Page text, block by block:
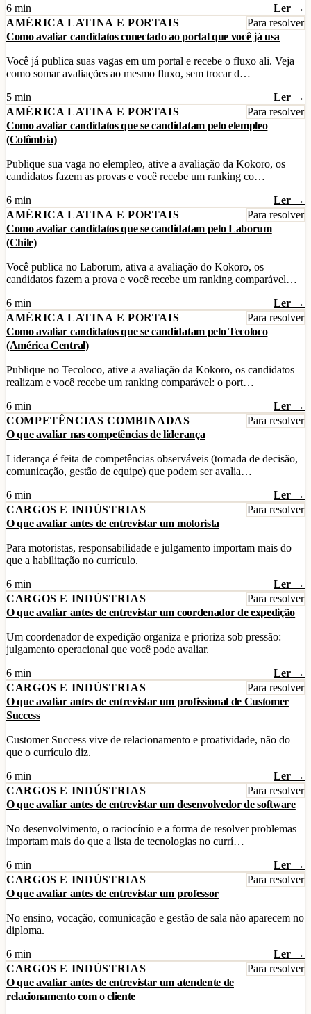
6 min
Ler →
AMÉRICA LATINA E PORTAIS
Para resolver
Como avaliar candidatos conectado ao portal que você já usa
Você já publica suas vagas em um portal e recebe o fluxo ali. Veja
como somar avaliações ao mesmo fluxo, sem trocar d…
5 min
Ler →
AMÉRICA LATINA E PORTAIS
Para resolver
Como avaliar candidatos que se candidatam pelo elempleo
(Colômbia)
Publique sua vaga no elempleo, ative a avaliação da Kokoro, os
candidatos fazem as provas e você recebe um ranking co…
6 min
Ler →
AMÉRICA LATINA E PORTAIS
Para resolver
Como avaliar candidatos que se candidatam pelo Laborum
(Chile)
Você publica no Laborum, ativa a avaliação do Kokoro, os
candidatos fazem a prova e você recebe um ranking comparável…
6 min
Ler →
AMÉRICA LATINA E PORTAIS
Para resolver
Como avaliar candidatos que se candidatam pelo Tecoloco
(América Central)
Publique no Tecoloco, ative a avaliação da Kokoro, os candidatos
realizam e você recebe um ranking comparável: o port…
6 min
Ler →
COMPETÊNCIAS COMBINADAS
Para resolver
O que avaliar nas competências de liderança
Liderança é feita de competências observáveis (tomada de decisão,
comunicação, gestão de equipe) que podem ser avalia…
6 min
Ler →
CARGOS E INDÚSTRIAS
Para resolver
O que avaliar antes de entrevistar um motorista
Para motoristas, responsabilidade e julgamento importam mais do
que a habilitação no currículo.
6 min
Ler →
CARGOS E INDÚSTRIAS
Para resolver
O que avaliar antes de entrevistar um coordenador de expedição
Um coordenador de expedição organiza e prioriza sob pressão:
julgamento operacional que você pode avaliar.
6 min
Ler →
CARGOS E INDÚSTRIAS
Para resolver
O que avaliar antes de entrevistar um profissional de Customer
Success
Customer Success vive de relacionamento e proatividade, não do
que o currículo diz.
6 min
Ler →
CARGOS E INDÚSTRIAS
Para resolver
O que avaliar antes de entrevistar um desenvolvedor de software
No desenvolvimento, o raciocínio e a forma de resolver problemas
importam mais do que a lista de tecnologias no currí…
6 min
Ler →
CARGOS E INDÚSTRIAS
Para resolver
O que avaliar antes de entrevistar um professor
No ensino, vocação, comunicação e gestão de sala não aparecem no
diploma.
6 min
Ler →
CARGOS E INDÚSTRIAS
Para resolver
O que avaliar antes de entrevistar um atendente de
relacionamento com o cliente